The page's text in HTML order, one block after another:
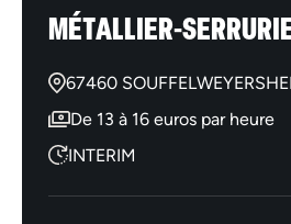
MÉTALLIER-
67460
De 13 à 16 euros par heure
INTERIM